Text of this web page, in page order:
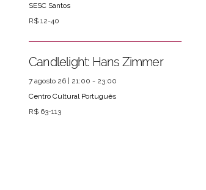
SESC Santos
R$ 12-40
Candlelight: Hans Zimmer
7 agosto 26 | 21:00 - 23:00
Centro Cultural Português
R$ 63-113